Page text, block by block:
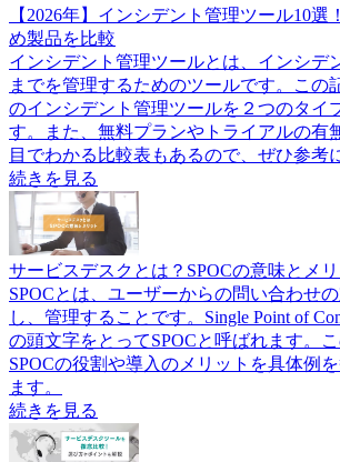
【2026年】インシデント管理ツール10選
め製品を比較
インシデント管理ツールとは、インシデ
までを管理するためのツールです。この
のインシデント管理ツールを２つのタイ
す。また、無料プランやトライアルの有
目でわかる比較表もあるので、ぜひ参考
続きを見る
サービスデスクとは？SPOCの意味とメ
SPOCとは、ユーザーからの問い合わせ
し、管理することです。Single Point of
の頭文字をとってSPOCと呼ばれます。こ
SPOCの役割や導入のメリットを具体例
ます。
続きを見る